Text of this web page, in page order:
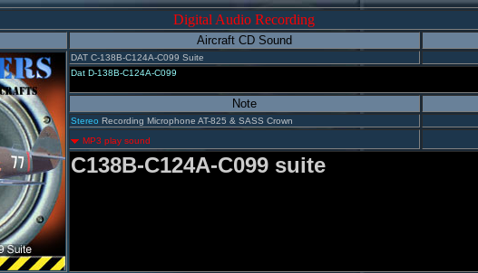
Digital Audio Recording
Aircraft CD Sound
DAT C-138B-C124A-C099 Suite
Dat D-138B-C124A-C099
Note
Stereo Recording Microphone AT-825 & SASS Crown
MP3 play sound
C138B-C124A-C099 suite